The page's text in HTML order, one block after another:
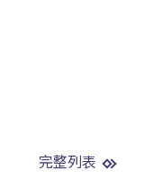
完整列表